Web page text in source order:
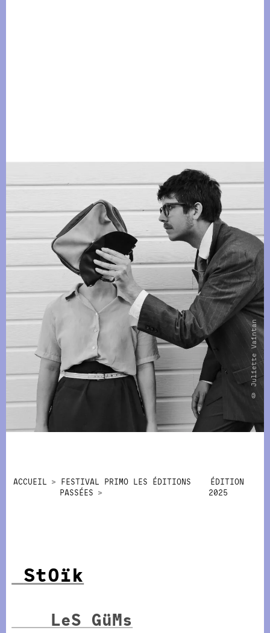
© Juliette Vaintan
ACCUEIL
FESTIVAL PRIMO LES ÉDITIONS
PASSÉES
ÉDITION
2025
StOïk
LeS GüMs